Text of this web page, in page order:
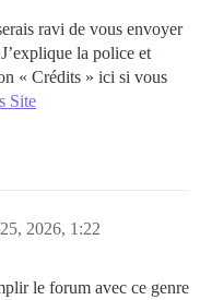
ravi de vous envoyer
la police et
« Crédits » ici si vous
Site
2026, 1:22
le forum avec ce genre